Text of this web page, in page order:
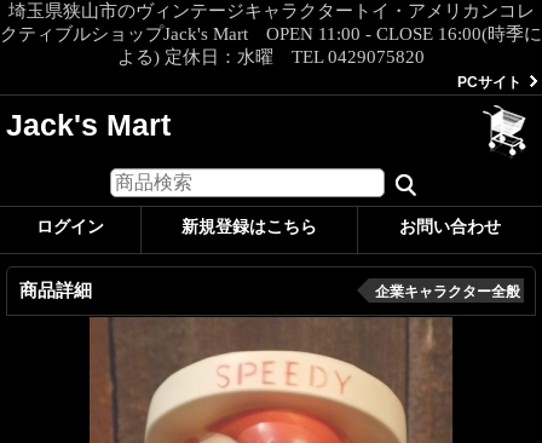
埼玉県狭山市のヴィンテージキャラクタートイ・アメリカンコレ
クティブルショップJack's Mart OPEN 11:00 - CLOSE 16:00(時季に
よる) 定休日：水曜 TEL 0429075820
PCサイト
Jack's Mart
ログイン 新規登録はこちら お問い合わせ
商品詳細 企業キャラクター全般